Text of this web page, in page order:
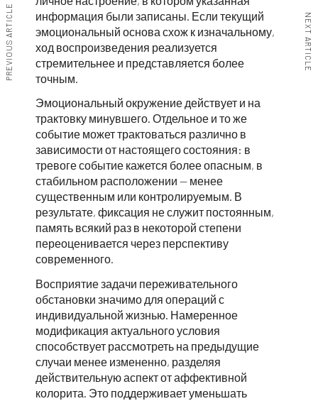
информация были записаны. Если текущий
эмоциональный основа схож к изначальному,
ход воспроизведения реализуется
стремительнее и представляется более
точным.
Эмоциональный окружение действует и на
трактовку минувшего. Отдельное и то же
событие может трактоваться различно в
зависимости от настоящего состояния: в
тревоге событие кажется более опасным, в
стабильном расположении — менее
существенным или контролируемым. В
результате, фиксация не служит постоянным,
память всякий раз в некоторой степени
переоценивается через перспективу
современного.
Восприятие задачи переживательного
обстановки значимо для операций с
индивидуальной жизнью. Намеренное
модификация актуального условия
способствует рассмотреть на предыдущие
случаи менее измененно, разделяя
действительную аспект от аффективной
колорита. Это поддерживает уменьшать
PREVIOUS ARTICLE NEXT ARTICLE